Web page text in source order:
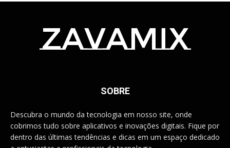
zavamix
SOBRE
Descubra o mundo da tecnologia em nosso site, onde
cobrimos tudo sobre aplicativos e inovações digitais. Fique por
dentro das últimas tendências e dicas em um espaço dedicado